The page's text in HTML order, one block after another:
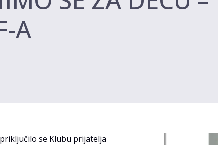
A
se Klubu prijatelja